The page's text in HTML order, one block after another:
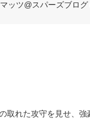
ッツ@スパーズブログ
取れた攻守を見せ、